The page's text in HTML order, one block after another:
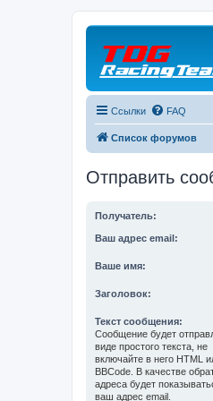
Ссылки FAQ
Список форумов
Отправить
Получатель:
Ваш адрес email:
Ваше имя:
Заголовок:
Текст сообщения:
Сообщение будет
виде простого текста, не
включайте в него HTML
BBCode. В качестве
адреса будет
ваш адрес email.